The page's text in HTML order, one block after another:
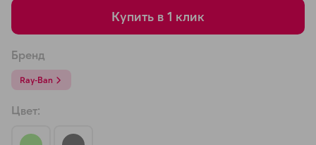
Купить в 1 клик
Бренд
Ray-Ban
Цвет:
недели
8 800 302-02-51